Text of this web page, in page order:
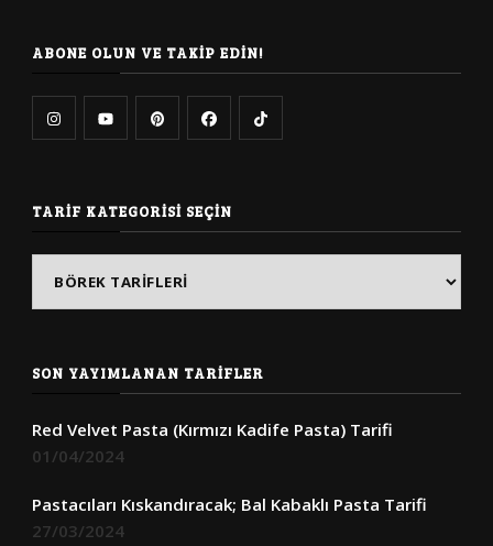
arıyorsunuz?
ABONE OLUN VE TAKIP EDIN!
TARIF KATEGORISI SEÇIN
Tarif
SON YAYIMLANAN TARIFLER
Red Velvet Pasta (Kırmızı Kadife Pasta) Tarifi
01/04/2024
Pastacıları Kıskandıracak; Bal Kabaklı Pasta Tarifi
27/03/2024